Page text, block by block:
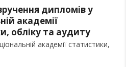
дипломів у
академії
обліку та аудиту
академії статистики,